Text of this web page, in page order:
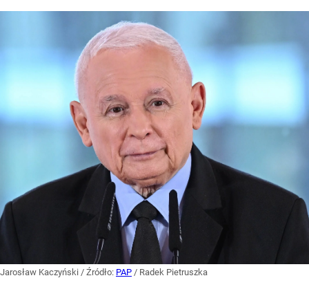
Jarosław Kaczyński / Źródło: PAP / Radek Pietruszka